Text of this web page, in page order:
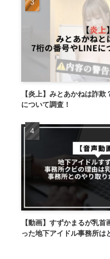
【炎上】みとあかねは詐
について調査！
【動画】すずかまるが乳
った地下アイドル事務所は